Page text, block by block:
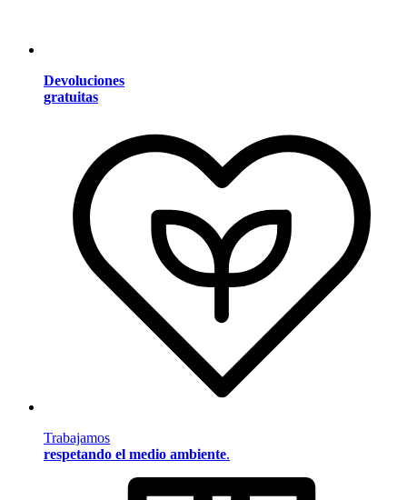
Devoluciones
gratuitas
Trabajamos
respetando el medio ambiente.